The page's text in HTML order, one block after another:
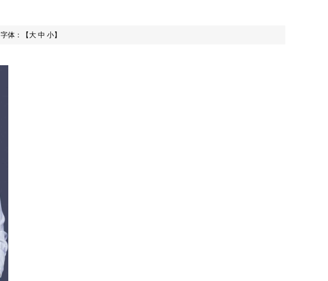
字体：【大 中 小】